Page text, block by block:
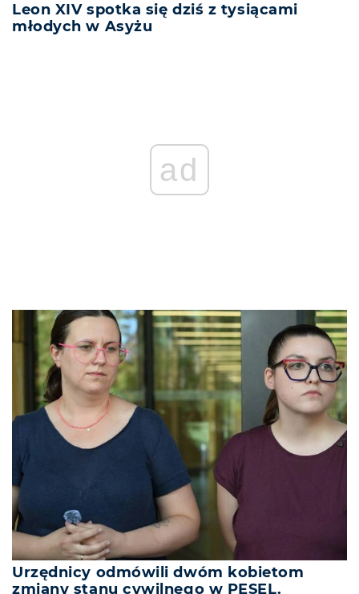
Leon XIV spotka się dziś z tysiącami
młodych w Asyżu
ad
Urzędnicy odmówili dwóm kobietom
zmiany stanu cywilnego w PESEL.